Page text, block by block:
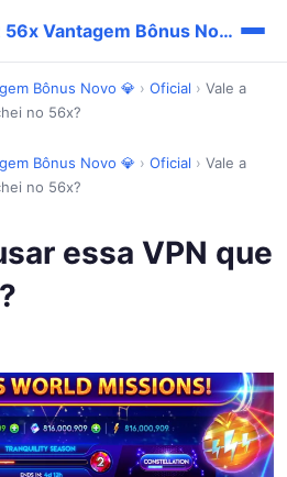
✅ 56x Rápido BR 56x Vantagem Bônus Novo 💎
Bônus Novo 💎 › Oficial › Vale a
no 56x?
Bônus Novo 💎 › Oficial › Vale a
no 56x?
essa VPN que